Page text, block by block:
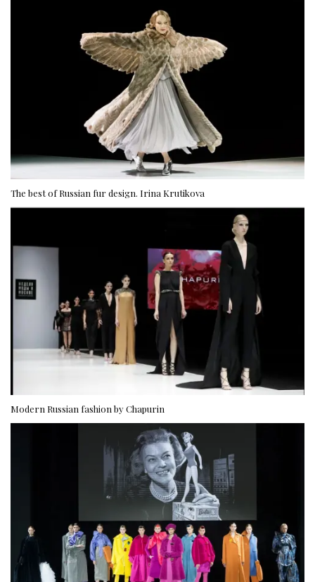
The best of Russian fur design. Irina Krutikova
Modern Russian fashion by Chapurin